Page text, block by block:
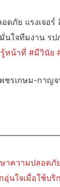
ภัย แรงเจอร์
ใจทีมงาน รป
หน้าที่ #มีวินัย
รเกษม-กาญจ
าความปลอดภัย
อุ่นใจเมื่อใช้บริ